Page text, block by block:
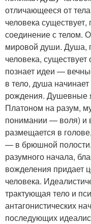
отличающееся от
человека
соединение с телом.
мировой души. Душа,
человека,
познает идеи —
в тело, душа
рождения. Душевные
Платоном на разум,
понимании — воля) и
размещается в
— в брюшной
разумного начала,
вожделения придает
человека.
трактующая тело и
антагонистических
последующих